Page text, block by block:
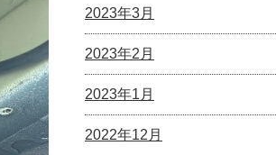
2023年3月
2023年2月
2023年1月
2022年12月